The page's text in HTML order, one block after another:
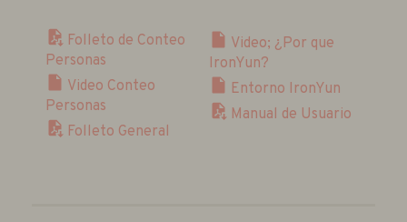
Folleto de Conteo
Personas
Video Conteo
Personas
Folleto General
Video; ¿Por que
IronYun?
Entorno IronYun
Manual de Usuario